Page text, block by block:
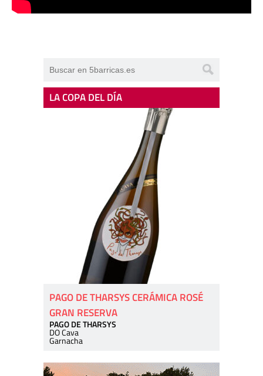
LA COPA DEL DÍA
PAGO DE THARSYS CERÁMICA ROSÉ
GRAN RESERVA
PAGO DE THARSYS
DO Cava
Garnacha